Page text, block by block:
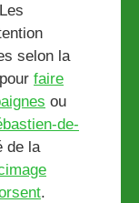
selon la
faire
ou
de-
de la
.